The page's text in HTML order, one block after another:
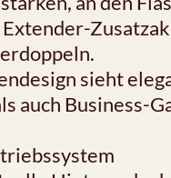
sieht
auch Business-